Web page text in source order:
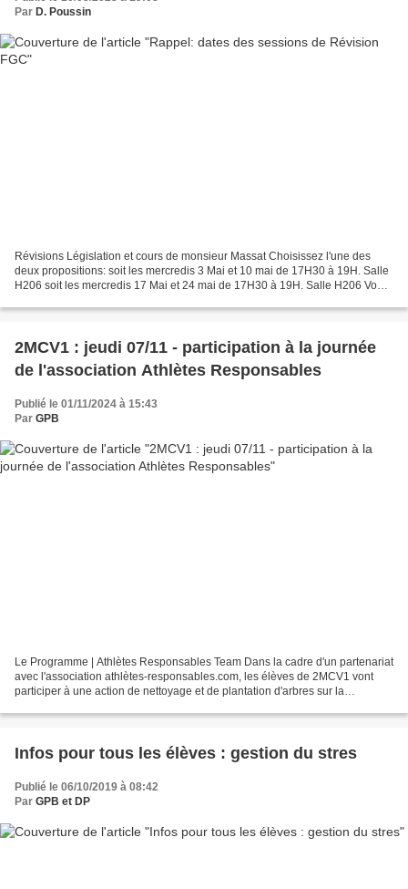
Par D. Poussin
Révisions Législation et cours de monsieur Massat Choisissez l'une des
deux propositions: soit les mercredis 3 Mai et 10 mai de 17H30 à 19H. Salle
H206 soit les mercredis 17 Mai et 24 mai de 17H30 à 19H. Salle H206 Vous
2MCV1 : jeudi 07/11 - participation à la journée
de l'association Athlètes Responsables
Publié le 01/11/2024 à 15:43
Par GPB
Le Programme | Athlètes Responsables Team Dans la cadre d'un partenariat
avec l'association athlètes-responsables.com, les élèves de 2MCV1 vont
participer à une action de nettoyage et de plantation d'arbres sur la
Infos pour tous les élèves : gestion du stres
Publié le 06/10/2019 à 08:42
Par GPB et DP